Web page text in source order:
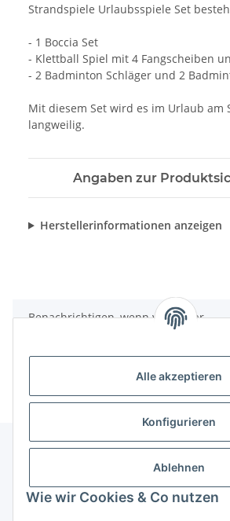
Alle akzeptieren
Konfigurieren
Ablehnen
Wie wir Cookies & Co nutzen
Strandspiele Urlaubsspiele Set
- 1 Boccia Set
- Klettball Spiel mit 4 Fangscheiben
- 2 Badminton Schläger und 2
Mit diesem Set wird es im Urlaub am
langweilig.
Angaben zur
Herstellerinformationen anzeigen
Benachrichtigen, wenn verfügbar